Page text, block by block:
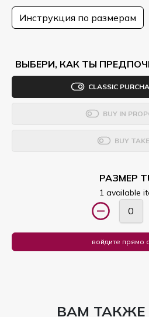
Инструкция по размерам
ВЫБЕРИ, КАК ТЫ
CLASSIC
BUY IN
BUY
РАЗМЕР
1 available
войдите прямо
ВАМ